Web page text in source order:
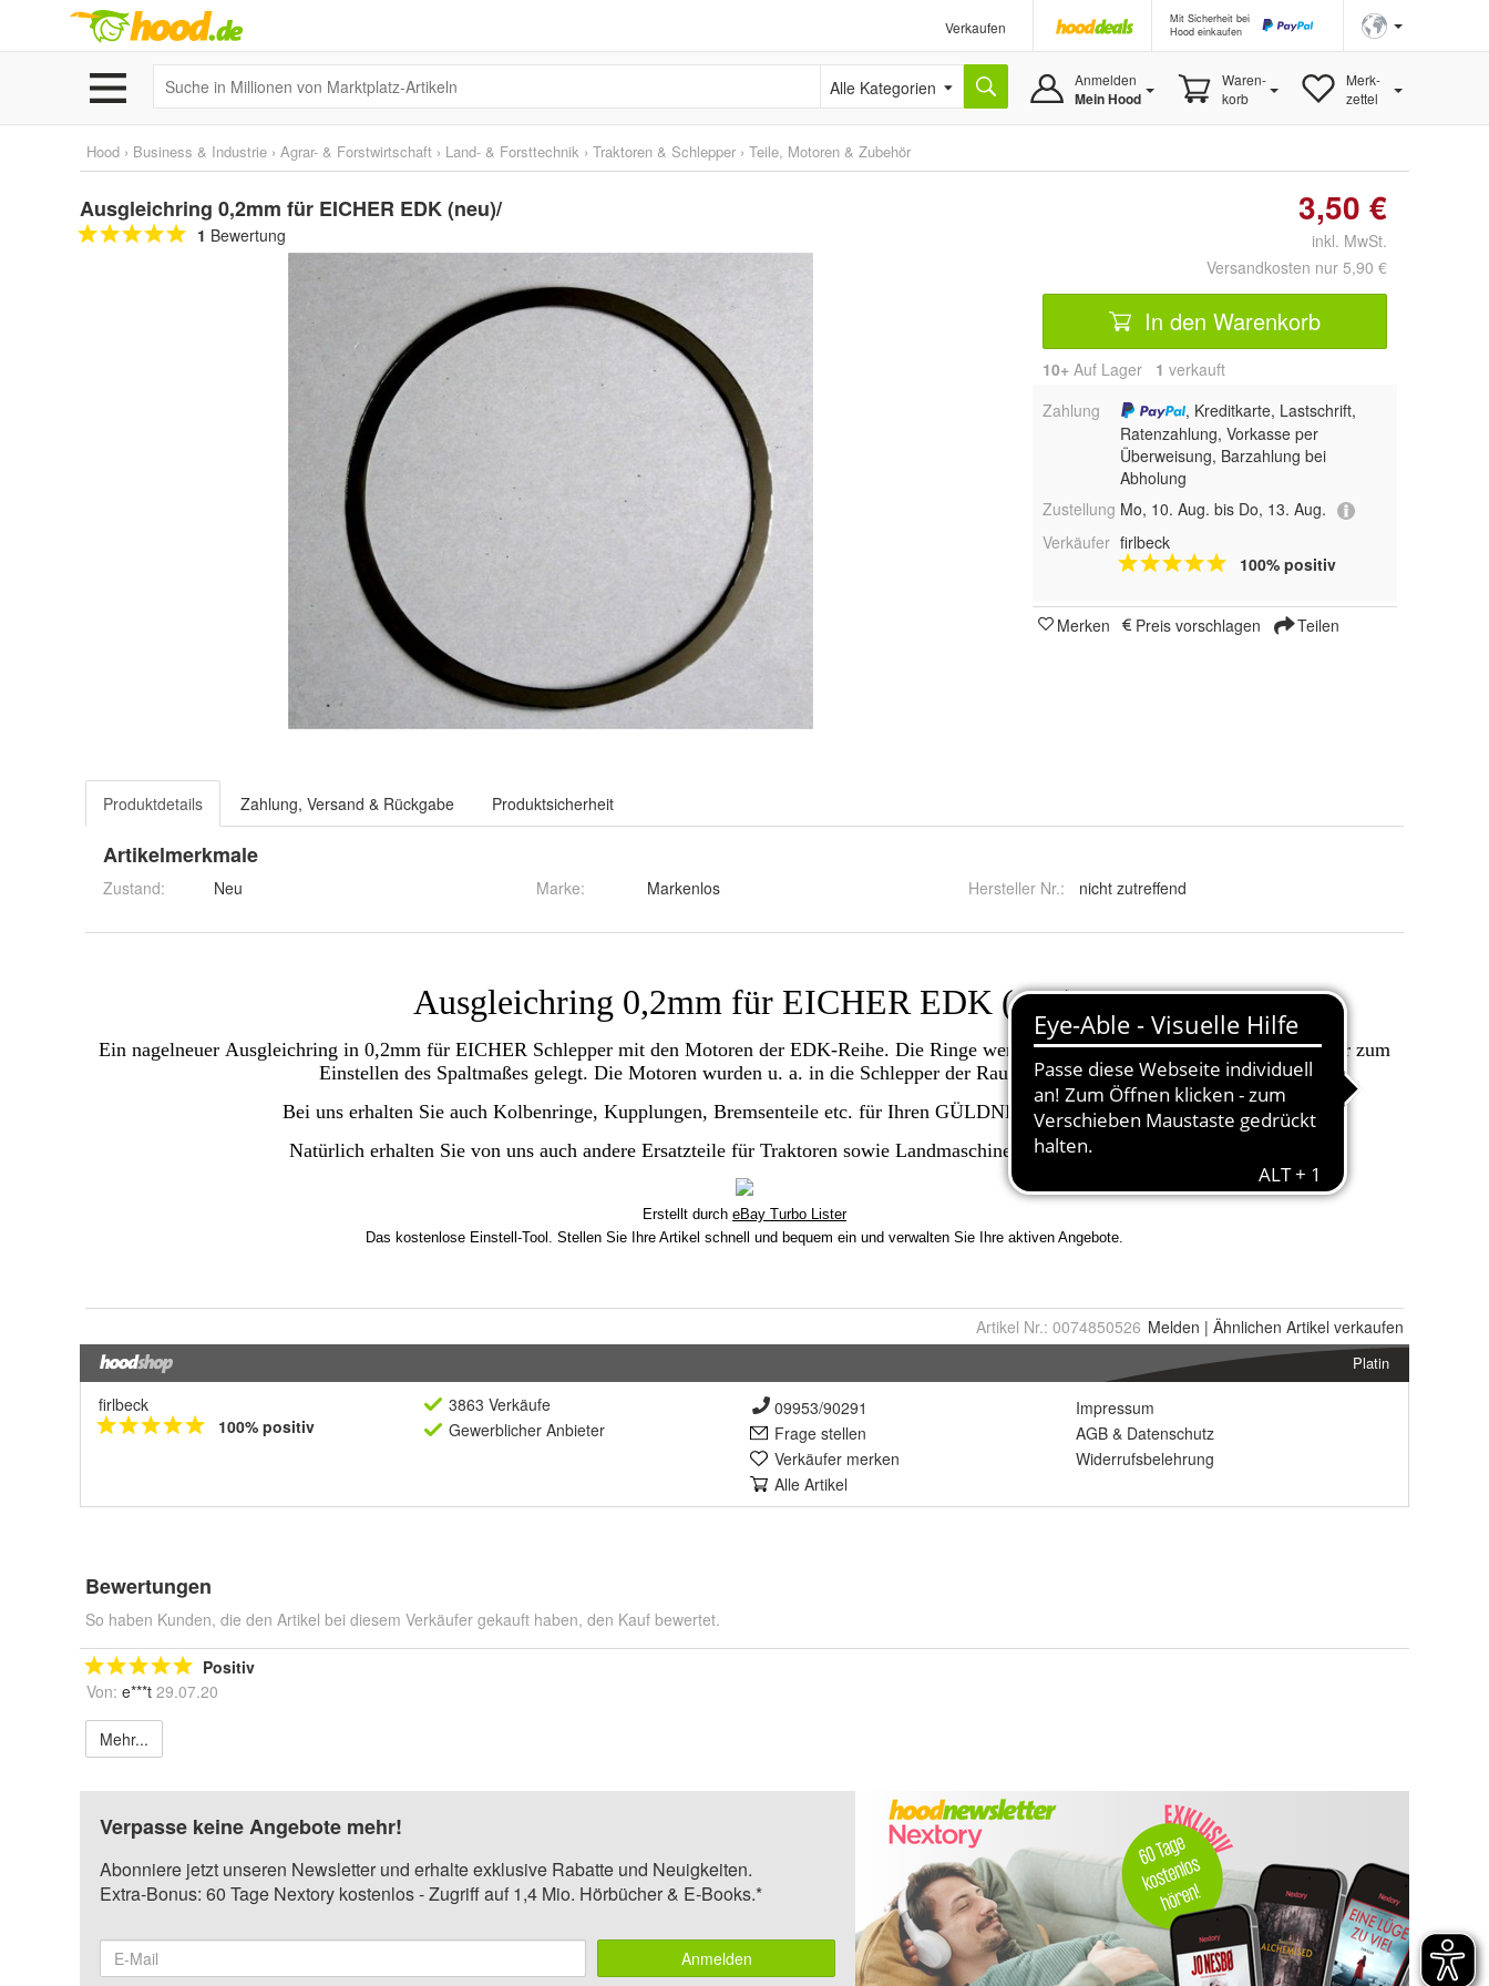
Verkaufen
Mit Sicherheit bei
Hood einkaufen
Alle Kategorien Anmelden
Mein Hood
Waren-
korb
Merk-
zettel
Hood › Business & Industrie › Agrar- & Forstwirtschaft › Land- & Forsttechnik › Traktoren & Schlepper › Teile, Motoren & Zubehör
Ausgleichring 0,2mm für EICHER EDK (neu)/
1 Bewertung
3,50 €
inkl. MwSt.
Versandkosten nur 5,90 €
In den Warenkorb
10+ Auf Lager 1 verkauft
Zahlung
, Kreditkarte, Lastschrift,
Ratenzahlung, Vorkasse per
Überweisung, Barzahlung bei
Abholung
Zustellung Mo, 10. Aug. bis Do, 13. Aug.
Verkäufer firlbeck
100% positiv
Merken Preis vorschlagen Teilen
Produktdetails Zahlung, Versand & Rückgabe Produktsicherheit
Artikelmerkmale
Zustand: Neu Marke: Markenlos Hersteller Nr.: nicht zutreffend
Artikel Nr.: 0074850526 Melden | Ähnlichen Artikel verkaufen
Platin
firlbeck
100% positiv
3863 Verkäufe
Gewerblicher Anbieter
09953/90291
Frage stellen
Verkäufer merken
Alle Artikel
Impressum
AGB & Datenschutz
Widerrufsbelehrung
Bewertungen
So haben Kunden, die den Artikel bei diesem Verkäufer gekauft haben, den Kauf bewertet.
Positiv
Von: e***t 29.07.20
Mehr...
Verpasse keine Angebote mehr!
Abonniere jetzt unseren Newsletter und erhalte exklusive Rabatte und Neuigkeiten.
Extra-Bonus: 60 Tage Nextory kostenlos - Zugriff auf 1,4 Mio. Hörbücher & E-Books.*
Anmelden